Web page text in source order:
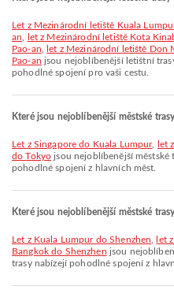
let z Mezinárodní letiště Kuala Lumpur na Mezinárodní letiště Šen-čen Pao-
an
let z Mezinárodní letiště Kota
Pao-an
let z Mezinárodní letiště Don
Pao-an jsou nejoblíbenější letištní
pohodlné spojení pro vaši cestu.
Které jsou nejoblíbenější městské
let z Singapore do Kuala Lumpur, let
do Tokyo jsou nejoblíbenější městské
pohodlné spojení z hlavních měst.
Které jsou nejoblíbenější městské
let z Kuala Lumpur do Shenzhen let
Bangkok do Shenzhen jsou
trasy nabízejí pohodlné spojení z